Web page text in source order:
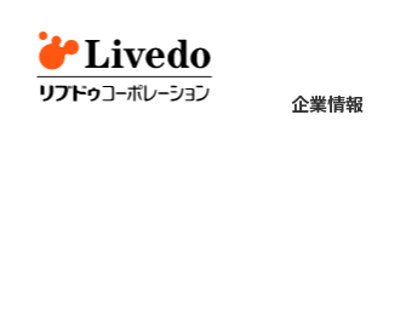
企業情報